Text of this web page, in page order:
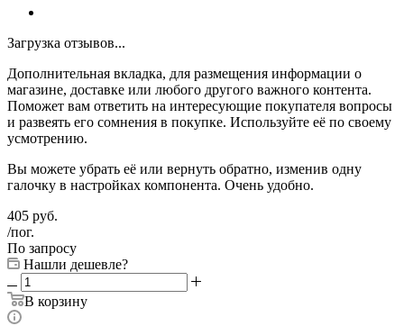
Загрузка отзывов...
Дополнительная вкладка, для размещения информации о
магазине, доставке или любого другого важного контента.
Поможет вам ответить на интересующие покупателя вопросы
и развеять его сомнения в покупке. Используйте её по своему
усмотрению.
Вы можете убрать её или вернуть обратно, изменив одну
галочку в настройках компонента. Очень удобно.
405 руб.
/пог.
По запросу
Нашли дешевле?
В корзину